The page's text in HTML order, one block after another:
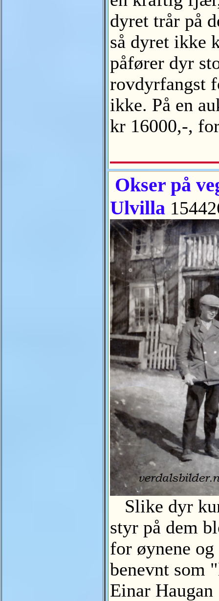
dyret trår på
så dyret ikke
påfører dyr
rovdyrfangst
ikke. På en
kr 16000,-,
Okser på
Ulvilla
Slike dyr
styr på dem
for øynene
benevnt som
Einar